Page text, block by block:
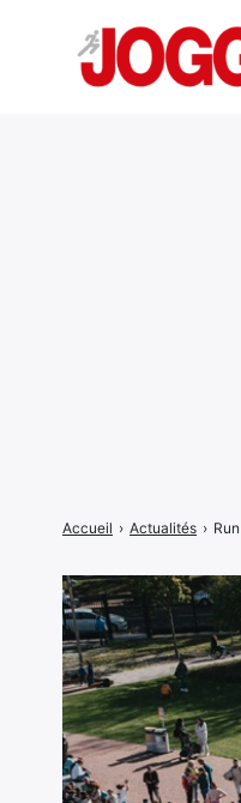
Accueil › Actualités ›